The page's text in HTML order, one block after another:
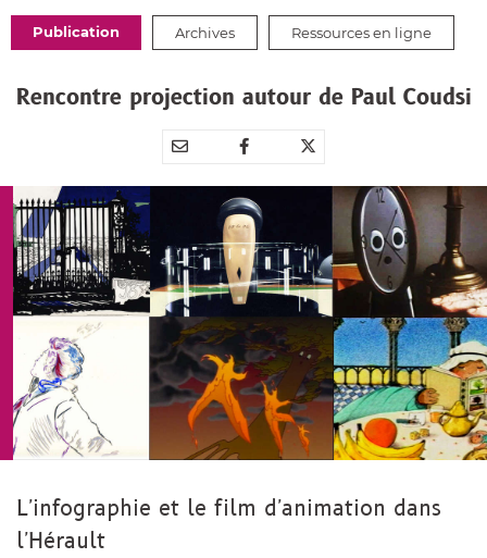
Thématiques
:
Publication Archives Ressources en ligne
Rencontre projection autour de Paul Coudsi
Partager
mail
Partager
Facebook
Partager
Twitter
L'infographie et le film d'animation dans
l'Hérault